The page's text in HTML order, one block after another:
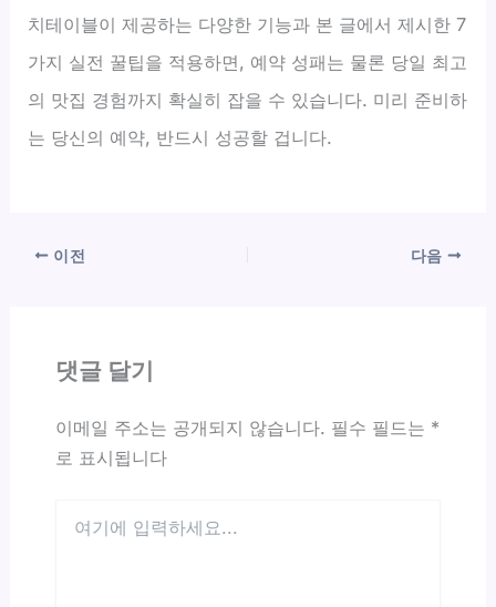
치테이블이 제공하는 다양한 기능과 본 글에서 제시한 7
가지 실전 꿀팁을 적용하면, 예약 성패는 물론 당일 최고
의 맛집 경험까지 확실히 잡을 수 있습니다. 미리 준비하
는 당신의 예약, 반드시 성공할 겁니다.
이전 다음
댓글 달기
이메일 주소는 공개되지 않습니다. 필수 필드는 *
로 표시됩니다